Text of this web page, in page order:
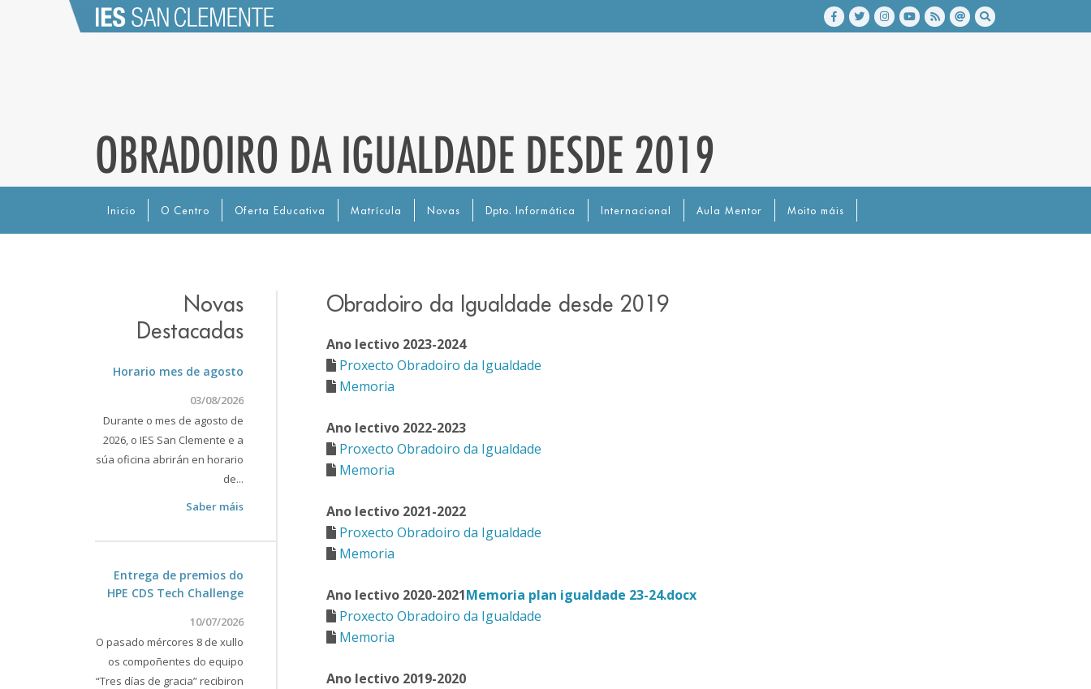
OBRADOIRO DA IGUALDADE DESDE 2019
Inicio O Centro Oferta Educativa Matrícula Novas Dpto. Informática Internacional Aula Mentor Moito máis
Obradoiro da Igualdade desde 2019
Ano lectivo 2023-2024
Proxecto Obradoiro da Igualdade
Memoria
Ano lectivo 2022-2023
Proxecto Obradoiro da Igualdade
Memoria
Ano lectivo 2021-2022
Proxecto Obradoiro da Igualdade
Memoria
Ano lectivo 2020-2021Memoria plan igualdade 23-24.docx
Proxecto Obradoiro da Igualdade
Memoria
Ano lectivo 2019-2020
Novas
Destacadas
Horario mes de agosto
03/08/2026
Durante o mes de agosto de
2026, o IES San Clemente e a
súa oficina abrirán en horario
de...
Saber máis
Entrega de premios do
HPE CDS Tech Challenge
10/07/2026
O pasado mércores 8 de xullo
os compoñentes do equipo
“Tres días de gracia” recibiron